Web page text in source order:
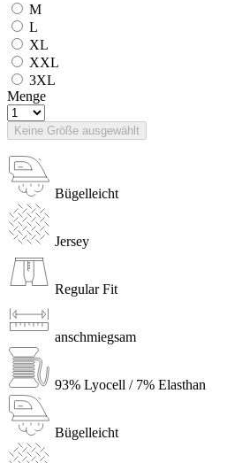
M
L
XL
XXL
3XL
Menge
Keine Größe ausgewählt
Bügelleicht
Jersey
Regular Fit
anschmiegsam
93% Lyocell / 7% Elasthan
Bügelleicht